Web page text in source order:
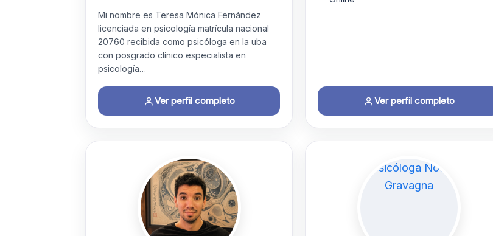
Mi nombre es Teresa Mónica Fernández
licenciada en psicología matrícula nacional
20760 recibida como psicóloga en la uba
con posgrado clínico especialista en
psicología…
Ver perfil completo Ver perfil completo